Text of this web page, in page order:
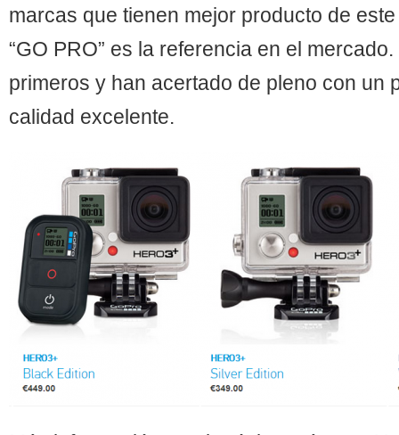
marcas que tienen mejor producto de
“GO PRO” es la referencia en el
primeros y han acertado de pleno con un
calidad excelente.